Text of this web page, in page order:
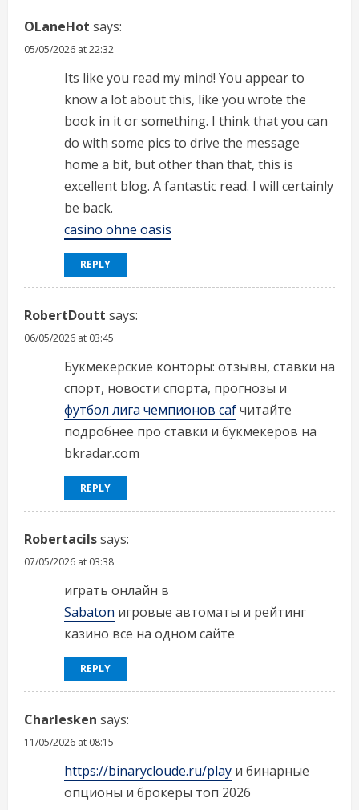
OLaneHot says:
05/05/2026 at 22:32
Its like you read my mind! You appear to
know a lot about this, like you wrote the
book in it or something. I think that you can
do with some pics to drive the message
home a bit, but other than that, this is
excellent blog. A fantastic read. I will certainly
be back.
casino ohne oasis
REPLY
RobertDoutt says:
06/05/2026 at 03:45
Букмекерские конторы: отзывы, ставки на
спорт, новости спорта, прогнозы и
футбол лига чемпионов cafчитайте
подробнее про ставки и букмекеров на
bkradar.com
REPLY
Robertacilssays:
07/05/2026 at 03:38
играть онлайн в
Sabaton игровые автоматы и рейтинг
казино все на одном сайте
REPLY
Charlesken says:
11/05/2026 at 08:15
https://binarycloude.ru/play и бинарные
опционы и брокеры топ 2026